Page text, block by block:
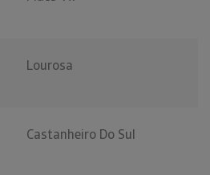
Lourosa
Castanheiro Do Sul